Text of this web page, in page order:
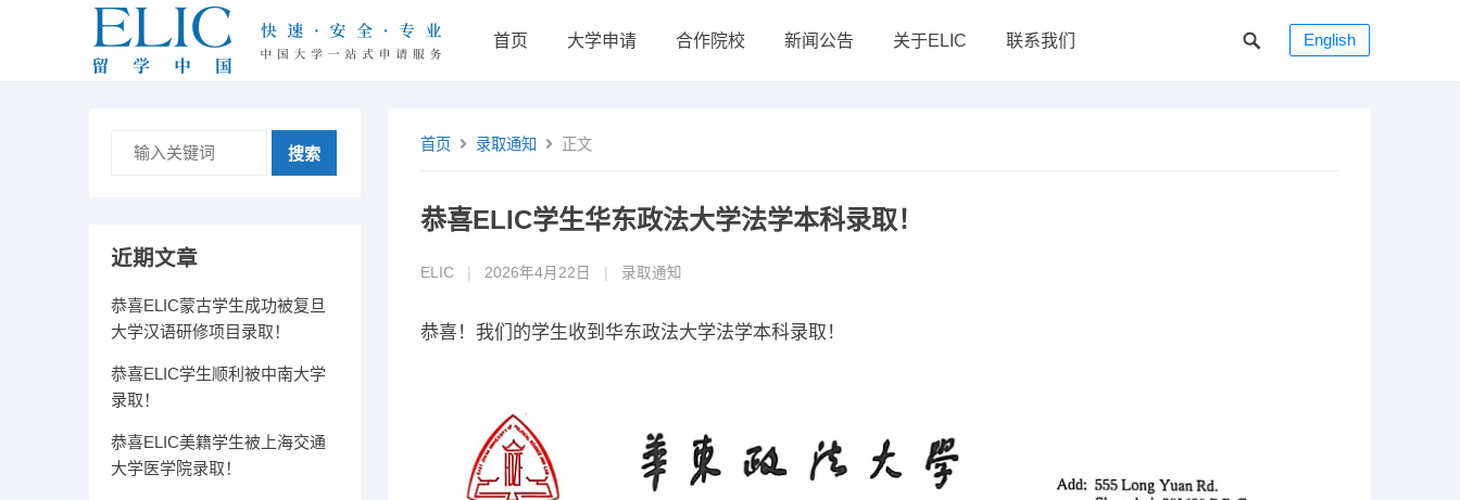
首页 大学申请 合作院校 新闻公告 关于ELIC 联系我们 English
首页 录取通知 正文
恭喜ELIC学生华东政法大学法学本科录取！
ELIC 2026年4月22日 录取通知
恭喜！我们的学生收到华东政法大学法学本科录取！
搜索
近期文章
恭喜ELIC蒙古学生成功被复旦
大学汉语研修项目录取！
恭喜ELIC学生顺利被中南大学
录取！
恭喜ELIC美籍学生被上海交通
大学医学院录取！